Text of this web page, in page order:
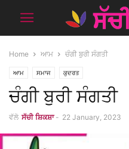
Home ਆਮ ਚੰਗੀ ਬੁਰੀ ਸੰਗਤੀ
ਆਮ ਸਮਾਜ ਕੁਦਰਤ
ਚੰਗੀ ਬੁਰੀ ਸੰਗਤੀ
ਵੱਲੋ ਸੱਚੀ ਸ਼ਿਕਸ਼ਾ - 22 January, 2023